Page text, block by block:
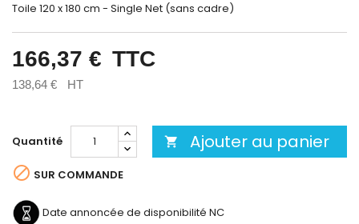
Toile 120 x 180 cm - Single Net (sans cadre)
166,37 € TTC
138,64 € HT
Quantité  Ajouter au panier
 SUR COMMANDE
Date annoncée de disponibilité NC